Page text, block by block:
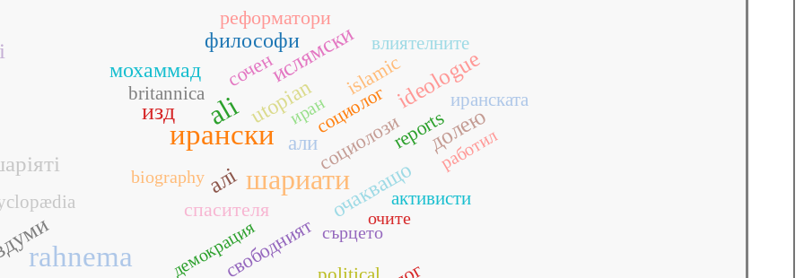
rahnema
ирански
шариати
ali
изд ideologue
алі
долею
ислямски
utopian
мохаммад
очакващо
философи
али
islamic
reports
реформатори
свободният
социолози
сочен
спасителя
britannica
активисти
влиятелните
иранската
социолог
biography
демокрация
иран
очите
работил
сърцето